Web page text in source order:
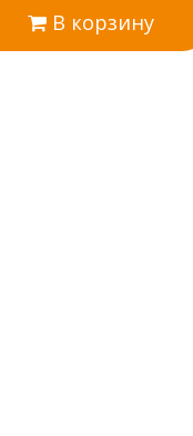
В корзину